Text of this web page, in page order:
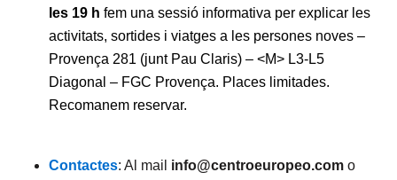
les 19 h fem una sessió informativa per explicar les
activitats, sortides i viatges a les persones noves –
Provença 281 (junt Pau Claris) – <M> L3-L5
Diagonal – FGC Provença. Places limitades.
Recomanem reservar.
Contactes: Al mail info@centroeuropeo.com o